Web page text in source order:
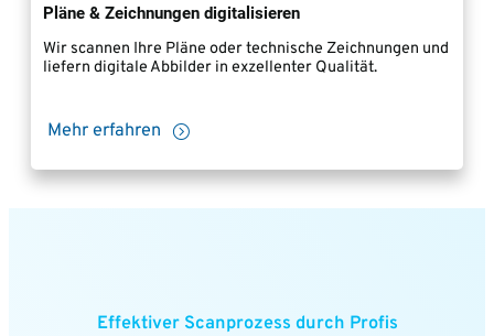
Pläne & Zeichnungen digitalisieren
Wir scannen Ihre Pläne oder technische Zeichnungen und
liefern digitale Abbilder in exzellenter Qualität.
Mehr erfahren
Effektiver Scanprozess durch Profis